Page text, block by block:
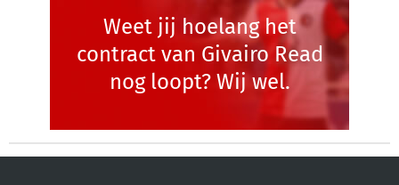
Weet jij hoelang het
contract van Givairo Read
nog loopt? Wij wel.